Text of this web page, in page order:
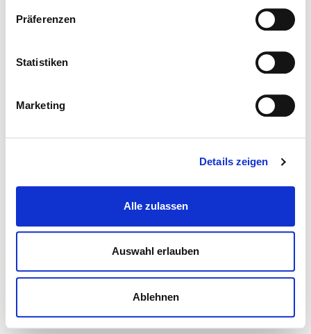
Präferenzen
Statistiken
Marketing
Details zeigen
Alle zulassen
Auswahl erlauben
Ablehnen